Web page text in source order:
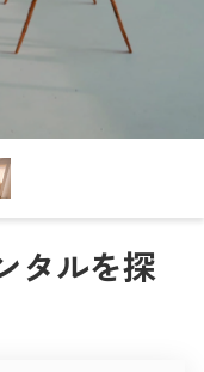
を支えています。
き出すために、
間が選ばれます。
・広告など、
」は、
スタジオです。
かな自然光が空間全
ファブリック――
ナチュラルな世界
ど、
。
自然な会話、
ど、
、愛される理由がこ
スタジオ。
てデザイン性――
タルを探